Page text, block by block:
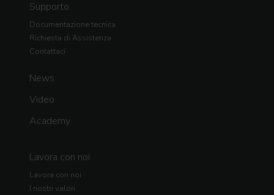
Supporto
Documentazione tecnica
Richiesta di Assistenza
Contattaci
News
Video
Academy
Lavora con noi
Lavora con noi
I nostri valori